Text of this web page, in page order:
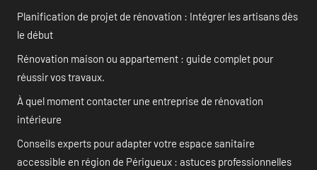
Planification de projet de rénovation : Intégrer les artisans dès
le début
Rénovation maison ou appartement : guide complet pour
réussir vos travaux.
À quel moment contacter une entreprise de rénovation
intérieure
Conseils experts pour adapter votre espace sanitaire
accessible en région de Périgueux : astuces professionnelles